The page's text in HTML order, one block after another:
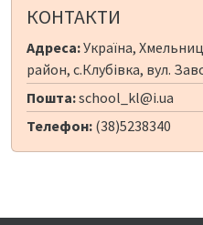
КОНТАКТИ
Адреса:Україна,
район, с.Клубівка, вул.
Пошта:school_kl@i.ua
Телефон: (38)5238340